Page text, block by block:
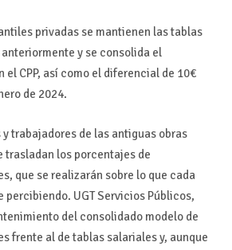
privadas se mantienen las tablas
y se consolida el
el CPP, así como el diferencial de 10€
de 2024.
trabajadores de las antiguas obras
trasladan los porcentajes de
que se realizarán sobre lo que cada
UGT Servicios Públicos,
del consolidado modelo de
frente al de tablas salariales y, aunque